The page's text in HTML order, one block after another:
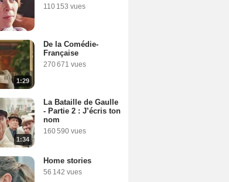
110 153 vues
1:29
De la Comédie-
Française
270 671 vues
1:34
La Bataille de Gaulle
- Partie 2 : J’écris ton
nom
160 590 vues
Home stories
56 142 vues